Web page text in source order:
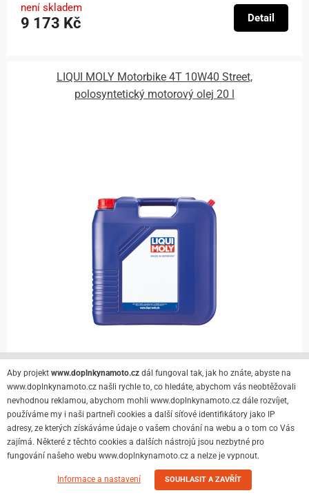
není skladem
9 173 Kč Detail
LIQUI MOLY Motorbike 4T 10W40 Street,
polosyntetický motorový olej 20 l
není skladem
7 746 Kč Detail
LIQUI MOLY Motorbike 2T Street, polosyntetický
motorový 2T olej 20 l
Aby projekt www.doplnkynamoto.cz dál fungoval tak, jak ho znáte, abyste na
www.doplnkynamoto.cz našli rychle to, co hledáte, abychom vás neobtěžovali
nevhodnou reklamou, abychom mohli www.doplnkynamoto.cz dále rozvíjet,
používáme my i naši partneři cookies a další síťové identifikátory jako IP
adresy, ze kterých získáváme údaje o vašem chování na webu a o tom co Vás
zajímá. Některé z těchto cookies a dalších nástrojů jsou nezbytné pro
fungování našeho webu www.doplnkynamoto.cz a nelze je vypnout.
Informace a nastavení SOUHLASIT A ZAVŘÍT